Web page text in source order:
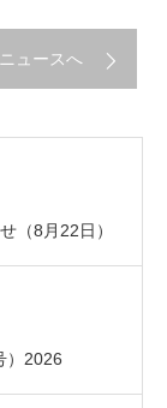
ュースへ
（8月22日）
）2026